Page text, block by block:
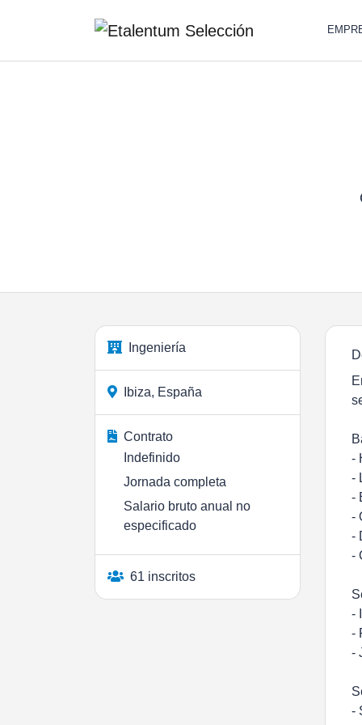
Ingeniería
Ibiza, España
Contrato
Indefinido
Jornada completa
Salario bruto anual no
especificado
61 inscritos
-
-
-
-
-
-
-
-
-
-